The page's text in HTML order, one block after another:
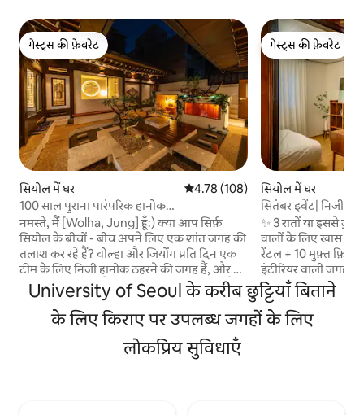
गेस्ट्स की फ़ेवरेट
गेस्ट्स की फ़ेवरेट
सियोल में घर औसत रेटिंग 5 में से 4.78, 108 समीक्षाएँ
4.78 (108)
100 साल पुराना पारंपरिक हानोक
घर#डोंगडेमुन#म्योंगडोंग#जोंगनो#ग्यंगबोक
महल#2 इनडोर शौचालय#मुफ़्त जकूज़ी
wolha.jeong
नमस्ते, मैं [Wolha, Jung] हूँ:) क्या आप सिर्फ़
सियोल के बीचों - बीच अपने लिए एक शांत जगह की
तलाश कर रहे हैं? वोल्हा और जियोंग प्रति दिन एक
टीम के लिए निजी हानोक ठहरने की जगह हैं, और यह
एक विशेष आवास है जिसमें एक शांत वातावरण है
जो जोंगनो, सियोल के बीच में स्थित है। वोल्हा
जियोंग-यून, जिसका अर्थ है “चाँदनी के नीचे प्यार को
गले लगाना,” एक निजी हानोक आवास है, जिसमें
पारंपरिक हानोक की शांत सुंदरता और आधुनिक
सुविधाओं का सुंदर मेल है। (इनडोर शौचालय,
गेस्ट्स की फ़ेवरेट
गेस्ट्स की फ़ेवरेट
सियोल में घर
सितंबर इवेंट| निजी रूप
रूफटॉप| चंगनग-री
ग्वांगह्वामुन
✨ 3 रातों या इससे
वालों के लिए खास
रेंटल + 10 मुफ़्त फ़िल्में
इंटीरियर वाली जगह में
सितंबर, '26 तक) यह एक रेट्रो-इमोशनल आवास है,
जहाँ आप अकेले निजी
यह चियोंगन्यांगनी
पर है। यह दर्शनीय
University of Seoul के करीब छुट्टियाँ बिताने
के लिए किराए पर उपलब्ध जगहों के लिए
लोकप्रिय सुविधाएँ